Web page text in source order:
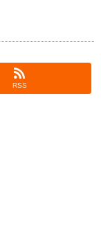
RSS